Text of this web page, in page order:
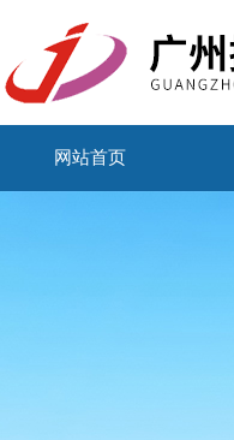
网站首页